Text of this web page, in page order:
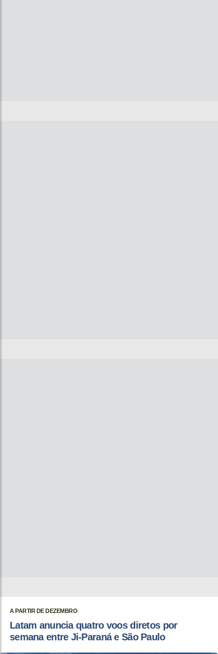
A PARTIR DE DEZEMBRO
Latam anuncia quatro voos diretos por
semana entre Ji-Paraná e São Paulo